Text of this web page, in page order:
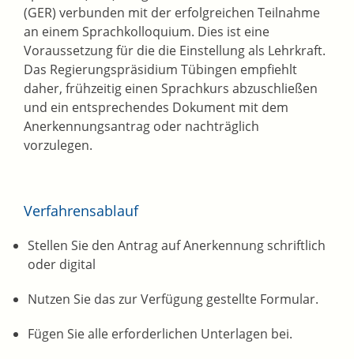
(GER) verbunden mit der erfolgreichen Teilnahme
an einem Sprachkolloquium. Dies ist eine
Voraussetzung für die die Einstellung als Lehrkraft.
Das Regierungspräsidium Tübingen empfiehlt
daher, frühzeitig einen Sprachkurs abzuschließen
und ein entsprechendes Dokument mit dem
Anerkennungsantrag oder nachträglich
vorzulegen.
Verfahrensablauf
Stellen Sie den Antrag auf Anerkennung schriftlich
oder digital
Nutzen Sie das zur Verfügung gestellte Formular.
Fügen Sie alle erforderlichen Unterlagen bei.